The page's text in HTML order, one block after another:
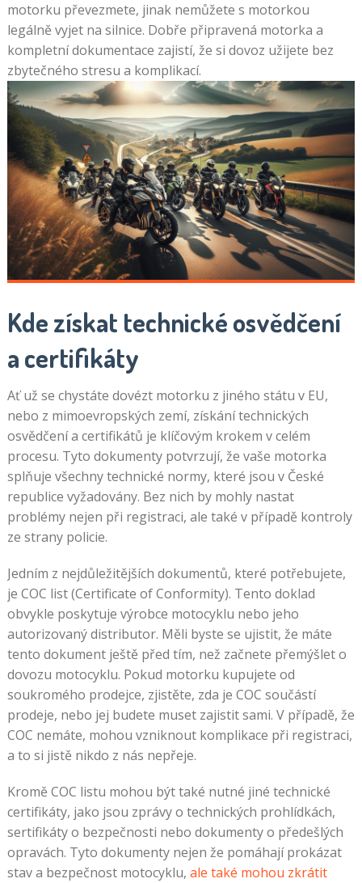
motorku převezmete, jinak nemůžete s motorkou
legálně vyjet na silnice. Dobře připravená motorka a
kompletní dokumentace zajistí, že si dovoz užijete bez
zbytečného stresu a komplikací.
Kde získat technické osvědčení
a certifikáty
Ať už se chystáte dovézt motorku z jiného státu v EU,
nebo z mimoevropských zemí, získání technických
osvědčení a certifikátů je klíčovým krokem v celém
procesu. Tyto dokumenty potvrzují, že vaše motorka
splňuje všechny technické normy, které jsou v České
republice vyžadovány. Bez nich by mohly nastat
problémy nejen při registraci, ale také v případě kontroly
ze strany policie.
Jedním z nejdůležitějších dokumentů, které potřebujete,
je COC list (Certificate of Conformity). Tento doklad
obvykle poskytuje výrobce motocyklu nebo jeho
autorizovaný distributor. Měli byste se ujistit, že máte
tento dokument ještě před tím, než začnete přemýšlet o
dovozu motocyklu. Pokud motorku kupujete od
soukromého prodejce, zjistěte, zda je COC součástí
prodeje, nebo jej budete muset zajistit sami. V případě, že
COC nemáte, mohou vzniknout komplikace při registraci,
a to si jistě nikdo z nás nepřeje.
Kromě COC listu mohou být také nutné jiné technické
certifikáty, jako jsou zprávy o technických prohlídkách,
sertifikáty o bezpečnosti nebo dokumenty o předešlých
opravách. Tyto dokumenty nejen že pomáhají prokázat
stav a bezpečnost motocyklu, ale také mohou zkrátit